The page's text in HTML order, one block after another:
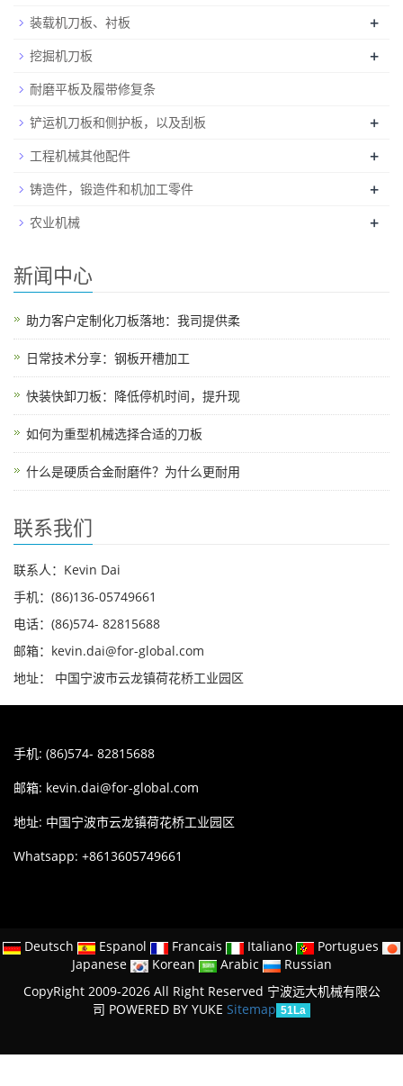
装载机刀板、衬板 +
挖掘机刀板 +
耐磨平板及履带修复条
铲运机刀板和侧护板，以及刮板
+
工程机械其他配件 +
铸造件，锻造件和机加工零件 +
农业机械 +
新闻中心
助力客户定制化刀板落地：我司提供柔
日常技术分享：钢板开槽加工
快装快卸刀板：降低停机时间，提升现
如何为重型机械选择合适的刀板
什么是硬质合金耐磨件？为什么更耐用
联系我们
联系人：Kevin Dai
手机：(86)136-05749661
电话：(86)574- 82815688
邮箱：kevin.dai@for-global.com
地址： 中国宁波市云龙镇荷花桥工业园区
手机: (86)574- 82815688
邮箱: kevin.dai@for-global.com
地址: 中国宁波市云龙镇荷花桥工业园区
Whatsapp: +8613605749661
Deutsch Espanol Francais Italiano
Portugues
Japanese
Korean Arabic
Russian
CopyRight 2009-2026 All Right Reserved 宁波远大机械有限公
司 POWERED BY YUKE Sitemap 51La